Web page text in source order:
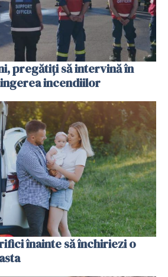
pregătiţi să intervină în
incendiilor
înainte să închiriezi o